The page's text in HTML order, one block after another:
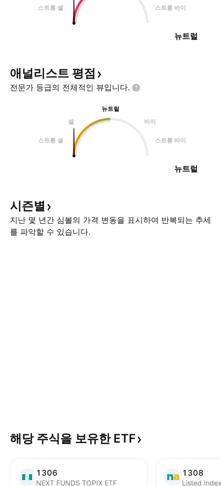
스트롱 셀 스트롱 바이
뉴트럴
애널리스트 평점
전문가 등급의 전체적인 뷰입니다.
뉴트럴
셀
바이
스트롱 셀 스트롱 바이
뉴트럴
시즌별
지난 몇 년간 심볼의 가격 변동을 표시하여 반복되는 추세
를 파악할 수 있습니다.
해당 주식을 보유한 ETF
1306
NEXT FUNDS TOPIX ETF
1308
Listed